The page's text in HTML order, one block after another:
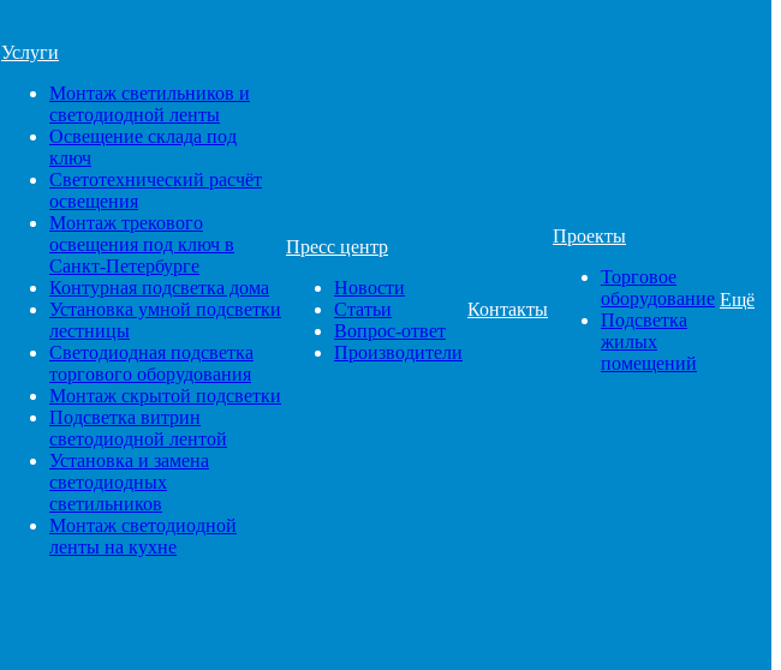
Услуги
Монтаж светильников и
светодиодной ленты
Освещение склада под
ключ
Светотехнический расчёт
освещения
Монтаж трекового
освещения под ключ в
Санкт-Петербурге
Контурная подсветка дома
Установка умной подсветки
лестницы
Светодиодная подсветка
торгового оборудования
Монтаж скрытой подсветки
Подсветка витрин
светодиодной лентой
Установка и замена
светодиодных
светильников
Монтаж светодиодной
ленты на кухне
Пресс центр
Новости
Статьи
Вопрос-ответ
Производители
Контакты
Проекты
Торговое
оборудование
Подсветка
жилых
помещений
Ещё